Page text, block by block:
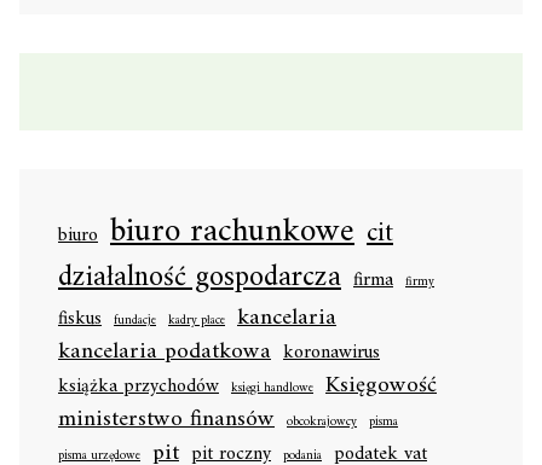
biuro biuro rachunkowe cit
działalność gospodarcza firma firmy
fiskus fundacje kadry płace kancelaria
kancelaria podatkowa koronawirus
książka przychodów księgi handlowe Księgowość
ministerstwo finansów obcokrajowcy pisma
pisma urzędowe pit pit roczny podania podatek vat